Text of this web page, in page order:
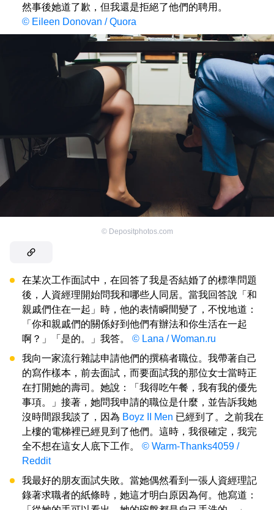
然事後她道了歉，但我還是拒絕了他們的聘用。
© Eileen Donovan / Quora
© Depositphotos.com
在某次工作面試中，在回答了我是否結婚了的標準問題
後，人資經理開始問我和哪些人同居。當我回答說「和
親戚們住在一起」時，他的表情瞬間變了，不悅地道：
「你和親戚們的關係好到他們有辦法和你生活在一起
啊？」「是的。」我答。 © Lana / Woman.ru
我向一家流行雜誌申請他們的撰稿者職位。我帶著自己
的寫作樣本，前去面試，而要面試我的那位女士當時正
在打開她的壽司。她說：「我得吃午餐，我有我的優先
事項。」接著，她問我申請的職位是什麼，並告訴我她
沒時間跟我談了，因為 Boyz II Men 已經到了。之前我在
上樓的電梯裡已經見到了他們。這時，我很確定，我完
全不想在這女人底下工作。 © Warm-Thanks4059 /
Reddit
我最好的朋友面試失敗。當她偶然看到一張人資經理記
錄著求職者的紙條時，她這才明白原因為何。他寫道：